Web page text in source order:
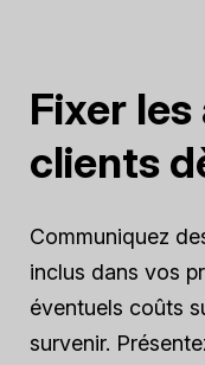
Fixer
clients
Communiquez
inclus dans vos
éventuels coûts
survenir.